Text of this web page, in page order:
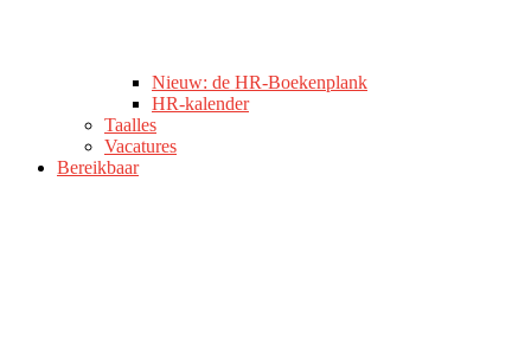
Nieuw: de HR-Boekenplank
HR-kalender
Taalles
Vacatures
Bereikbaar